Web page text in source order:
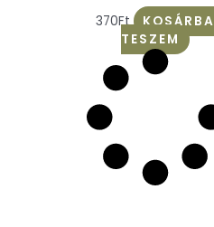
370Ft
KOSÁRBA
TESZEM